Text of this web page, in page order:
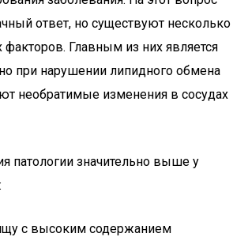
ответ, но существуют несколько
Главным из них является
при нарушении липидного обмена
необратимые изменения в сосудах
патологии значительно выше у
с высоким содержанием